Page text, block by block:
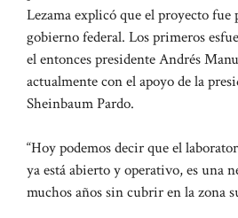
Lezama explicó que el proyecto fue
gobierno federal. Los primeros
el entonces presidente Andrés
actualmente con el apoyo de la
Sheinbaum Pardo.
“Hoy podemos decir que el
ya está abierto y operativo, es una
muchos años sin cubrir en la zona